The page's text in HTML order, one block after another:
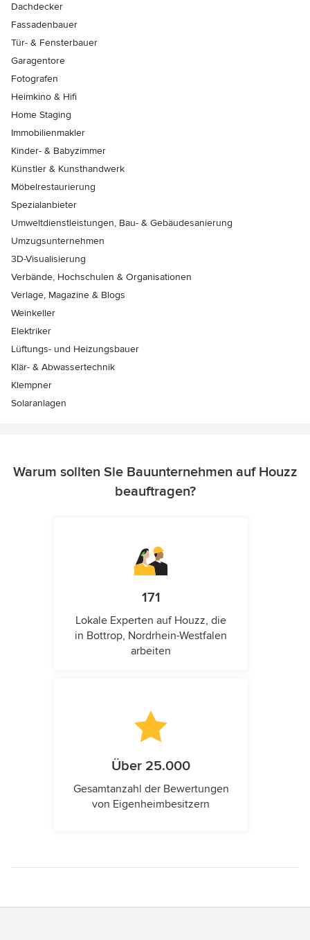
Dachdecker
Fassadenbauer
Tür- & Fensterbauer
Garagentore
Fotografen
Heimkino & Hifi
Home Staging
Immobilienmakler
Kinder- & Babyzimmer
Künstler & Kunsthandwerk
Möbelrestaurierung
Spezialanbieter
Umweltdienstleistungen, Bau- & Gebäudesanierung
Umzugsunternehmen
3D-Visualisierung
Verbände, Hochschulen & Organisationen
Verlage, Magazine & Blogs
Weinkeller
Elektriker
Lüftungs- und Heizungsbauer
Klär- & Abwassertechnik
Klempner
Solaranlagen
Warum sollten Sie Bauunternehmen auf Houzz
beauftragen?
171
Lokale Experten auf Houzz, die
in Bottrop, Nordrhein-Westfalen
arbeiten
Über 25.000
Gesamtanzahl der Bewertungen
von Eigenheimbesitzern